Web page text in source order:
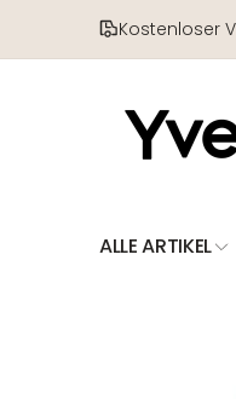
Kostenloser
ALLE ARTIKEL